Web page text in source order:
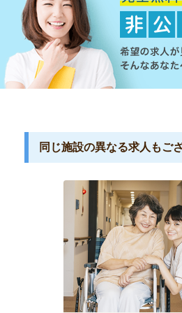
同じ施設の異なる求人もご